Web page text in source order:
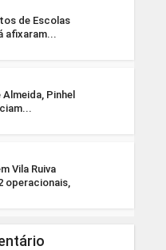
de Escolas
afixaram...
Pinhel
Vila Ruiva
operacionais,